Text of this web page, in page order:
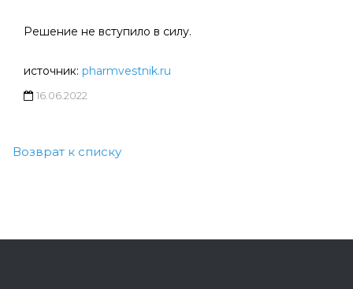
Решение не вступило в силу.
источник: pharmvestnik.ru
16.06.2022
Возврат к списку